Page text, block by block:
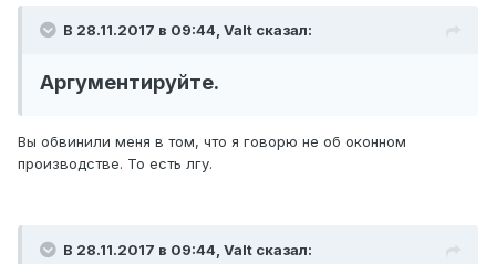
В 28.11.2017 в 09:44, Valt сказал:
Аргументируйте.
Вы обвинили меня в том, что я говорю не об оконном
производстве. То есть лгу.
В 28.11.2017 в 09:44, Valt сказал: